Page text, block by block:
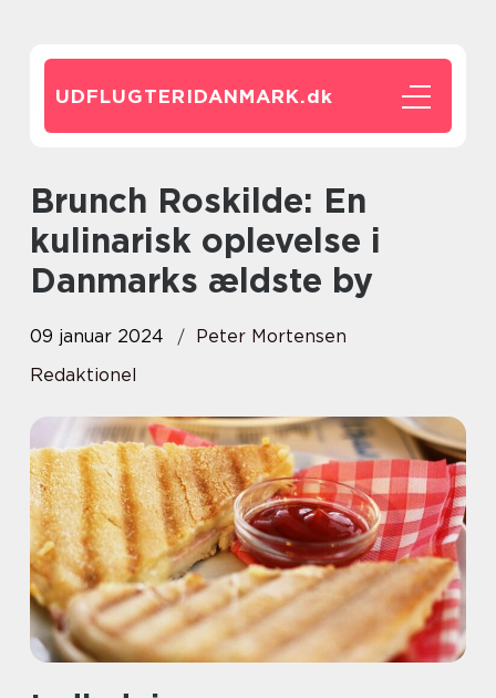
UDFLUGTERIDANMARK.dk
Brunch Roskilde: En
kulinarisk oplevelse i
Danmarks ældste by
09 januar 2024
Peter Mortensen
Redaktionel